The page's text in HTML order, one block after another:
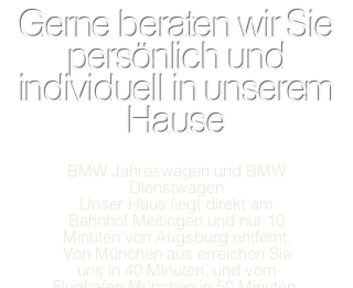
Gerne beraten wir Sie
persönlich und
individuell in unserem
Hause
BMW Jahreswagen und BMW
Dienstwagen
Unser Haus liegt direkt am
Bahnhof Meitingen und nur 10
Minuten von Augsburg entfernt.
Von München aus erreichen Sie
uns in 40 Minuten, und vom